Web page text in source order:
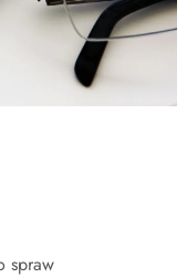
spraw